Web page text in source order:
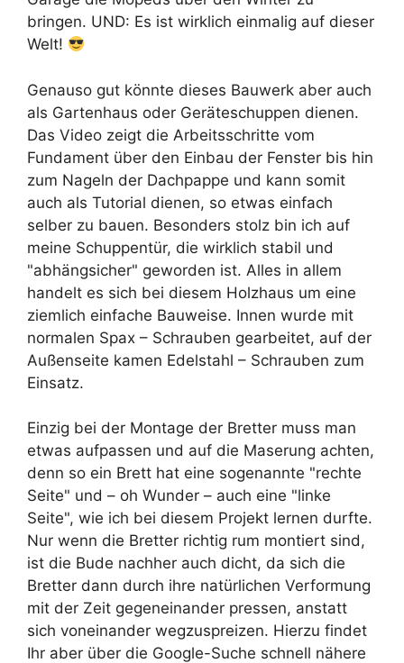
bringen. UND: Es ist wirklich einmalig auf dieser
Welt!
Genauso gut könnte dieses Bauwerk aber auch
als Gartenhaus oder Geräteschuppen dienen.
Das Video zeigt die Arbeitsschritte vom
Fundament über den Einbau der Fenster bis hin
zum Nageln der Dachpappe und kann somit
auch als Tutorial dienen, so etwas einfach
selber zu bauen. Besonders stolz bin ich auf
meine Schuppentür, die wirklich stabil und
"abhängsicher" geworden ist. Alles in allem
handelt es sich bei diesem Holzhaus um eine
ziemlich einfache Bauweise. Innen wurde mit
normalen Spax – Schrauben gearbeitet, auf der
Außenseite kamen Edelstahl – Schrauben zum
Einsatz.
Einzig bei der Montage der Bretter muss man
etwas aufpassen und auf die Maserung achten,
denn so ein Brett hat eine sogenannte "rechte
Seite" und – oh Wunder – auch eine "linke
Seite", wie ich bei diesem Projekt lernen durfte.
Nur wenn die Bretter richtig rum montiert sind,
ist die Bude nachher auch dicht, da sich die
Bretter dann durch ihre natürlichen Verformung
mit der Zeit gegeneinander pressen, anstatt
sich voneinander wegzuspreizen. Hierzu findet
Ihr aber über die Google-Suche schnell nähere